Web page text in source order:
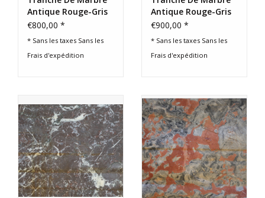
Antique Rouge-Gris
– XIXe siècle
€800,00 *
* Sans les taxes Sans les
Frais d'expédition
Antique Rouge-Gris
– XIXe Siècle
€900,00 *
* Sans les taxes Sans les
Frais d'expédition